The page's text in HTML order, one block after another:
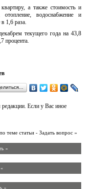
а также стоимость и
водоснабжение и
1,6 раза.
текущего года на 43,8
процента.
Если у Вас иное
теме статьи - Задать вопрос »
«
»